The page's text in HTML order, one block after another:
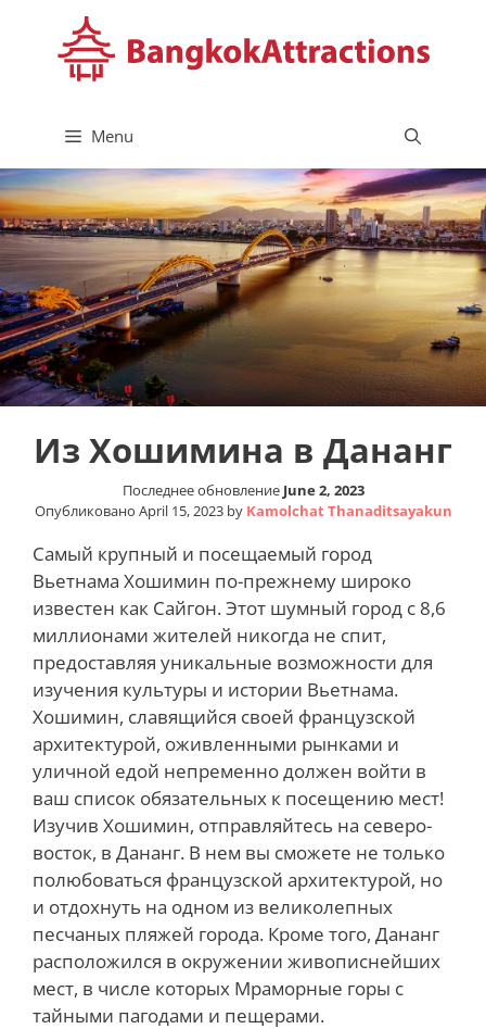
content
Menu
Из Хошимина в Дананг
Последнее обновление June 2, 2023
Опубликовано April 15, 2023 by Kamolchat Thanaditsayakun
Самый крупный и посещаемый город
Вьетнама Хошимин по-прежнему широко
известен как Сайгон. Этот шумный город с 8,6
миллионами жителей никогда не спит,
предоставляя уникальные возможности для
изучения культуры и истории Вьетнама.
Хошимин, славящийся своей французской
архитектурой, оживленными рынками и
уличной едой непременно должен войти в
ваш список обязательных к посещению мест!
Изучив Хошимин, отправляйтесь на северо-
восток, в Дананг. В нем вы сможете не только
полюбоваться французской архитектурой, но
и отдохнуть на одном из великолепных
песчаных пляжей города. Кроме того, Дананг
расположился в окружении живописнейших
мест, в числе которых Мраморные горы с
тайными пагодами и пещерами.